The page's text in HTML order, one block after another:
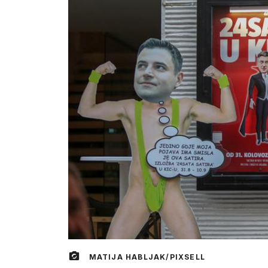
MATIJA HABLJAK/PIXSELL